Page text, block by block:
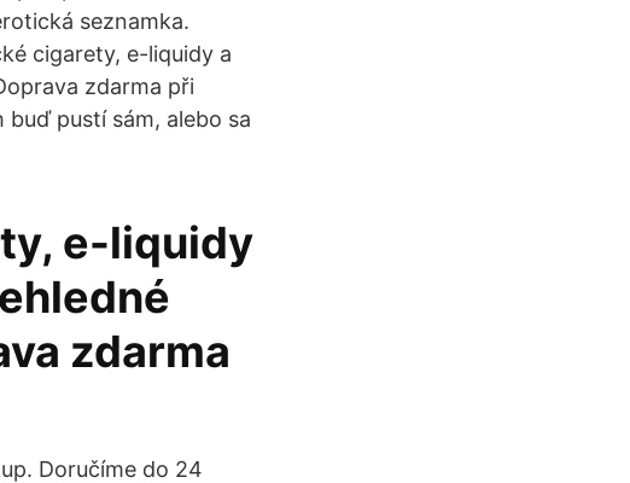
seznamka.
cigarety, e-liquidy a
zdarma při
pustí sám, alebo sa
e-liquidy
zdarma
Doručíme do 24